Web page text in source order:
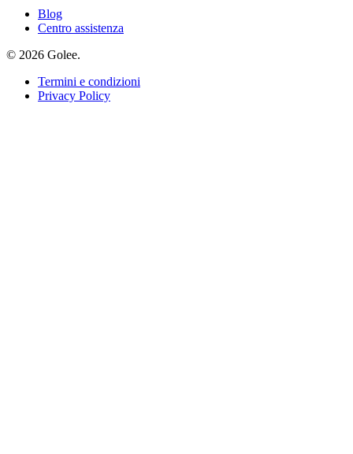
Blog
Centro assistenza
© 2026 Golee.
Termini e condizioni
Privacy Policy